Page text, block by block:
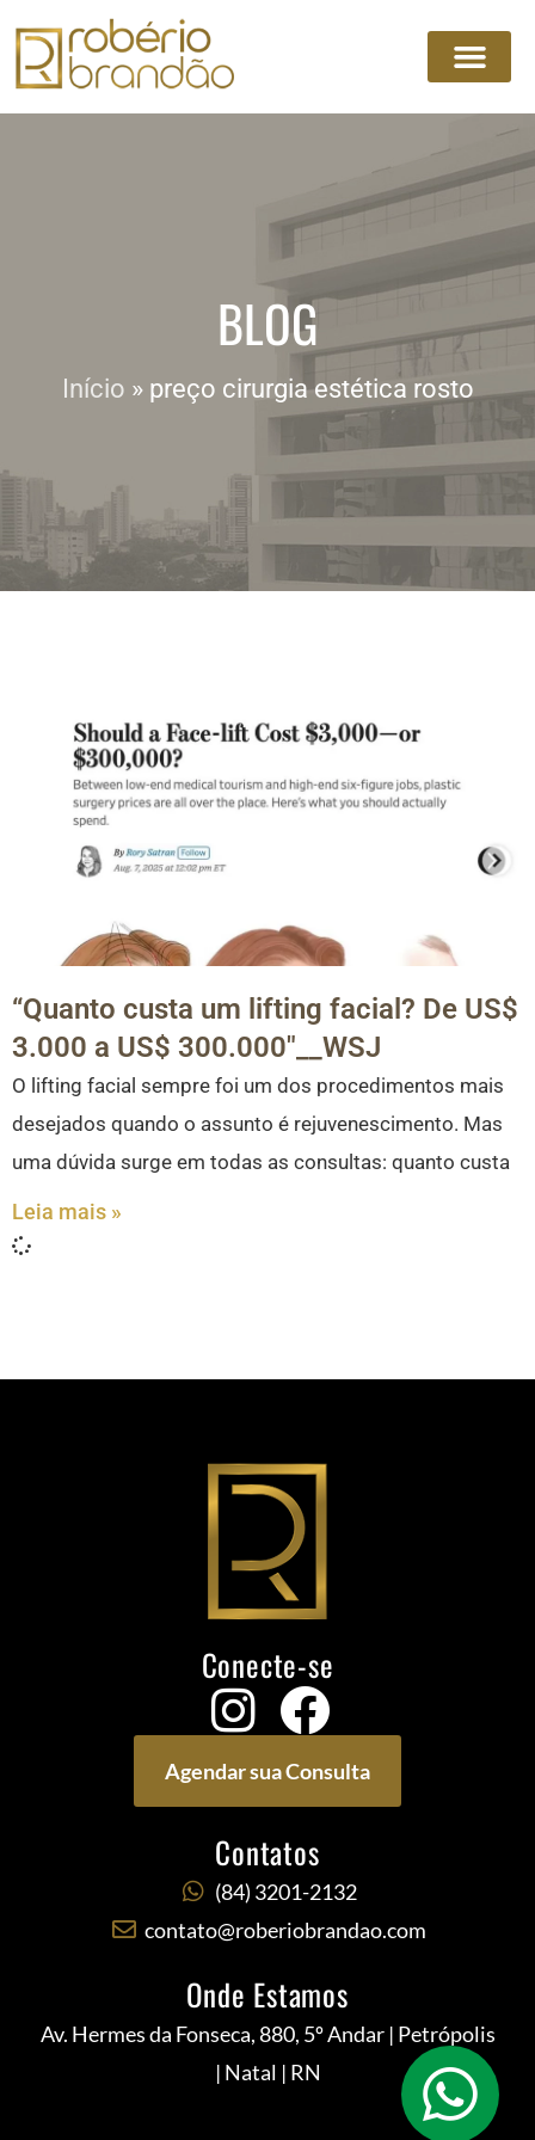
BLOG
Início » preço cirurgia estética rosto
“Quanto custa um lifting facial? De US$
3.000 a US$ 300.000″__WSJ
O lifting facial sempre foi um dos procedimentos mais
desejados quando o assunto é rejuvenescimento. Mas
uma dúvida surge em todas as consultas: quanto custa
Leia mais »
Conecte-se
Agendar sua Consulta
Contatos
(84) 3201-2132
contato@roberiobrandao.com
Onde Estamos
Av. Hermes da Fonseca, 880, 5º Andar | Petrópolis
| Natal | RN